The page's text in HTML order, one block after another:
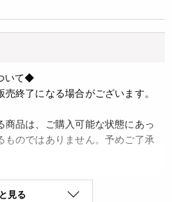
いて◆
終了になる場合がございます。
商品は、ご購入可能な状態にあっ
ものではありません。予めご了承
見る